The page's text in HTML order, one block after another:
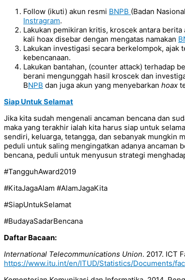
Follow (ikuti) akun resmi BNPB (Badan
Instragram.
Lakukan pemikiran kritis, kroscek antara
kali hoax disebar dengan mengatas namakan
Lakukan investigasi secara berkelompok,
kebencanaan.
Lakukan bantahan, (counter attack) terhadap
berani mengunggah hasil kroscek dan
BNPB dan juga akun yang menyebarkan hoax
Siap Untuk Selamat
Jika kita sudah mengenali ancaman bencana dan
maka yang terakhir ialah kita harus siap untuk
sendiri, keluarga, tetangga, dan sebanyak mungkin
peduli untuk saling mengingatkan adanya ancaman
bencana, peduli untuk menyusun strategi
#TangguhAward2019
#KitaJagaAlam #AlamJagaKita
#SiapUntukSelamat
#BudayaSadarBencana
Daftar Bacaan:
International Telecommunications Union. 2017. ICT
https://www.itu.int/en/ITUD/Statistics/Documents/